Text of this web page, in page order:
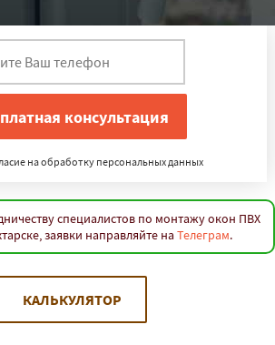
на обработку персональных данных
специалистов по монтажу окон ПВХ
заявки направляйте на Телеграм.
КАЛЬКУЛЯТОР